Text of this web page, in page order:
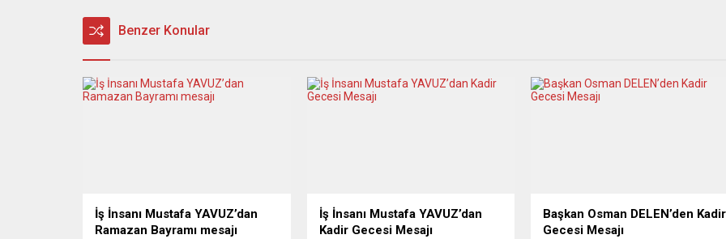
Benzer Konular
İş İnsanı Mustafa YAVUZ’dan
Ramazan Bayramı mesajı
İş İnsanı Mustafa YAVUZ’dan
Kadir Gecesi Mesajı
Başkan Osman DELEN’den Kadir
Gecesi Mesajı